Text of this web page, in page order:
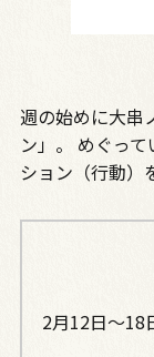
週の始めに大串
ン」。 めぐっ
ション（行動）
2月12日～18